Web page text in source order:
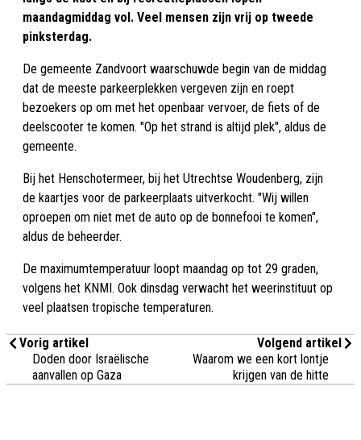
maandagmiddag vol. Veel mensen zijn vrij op tweede
pinksterdag.
De gemeente Zandvoort waarschuwde begin van de middag
dat de meeste parkeerplekken vergeven zijn en roept
bezoekers op om met het openbaar vervoer, de fiets of de
deelscooter te komen. "Op het strand is altijd plek", aldus de
gemeente.
Bij het Henschotermeer, bij het Utrechtse Woudenberg, zijn
de kaartjes voor de parkeerplaats uitverkocht. "Wij willen
oproepen om niet met de auto op de bonnefooi te komen",
aldus de beheerder.
De maximumtemperatuur loopt maandag op tot 29 graden,
volgens het KNMI. Ook dinsdag verwacht het weerinstituut op
veel plaatsen tropische temperaturen.
Vorig artikel
Doden door Israëlische
aanvallen op Gaza
Volgend artikel
Waarom we een kort lontje
krijgen van de hitte